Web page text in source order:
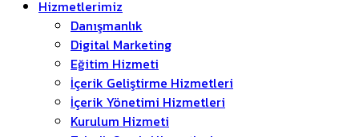
Hizmetlerimiz
Danışmanlık
Digital Marketing
Eğitim Hizmeti
İçerik Geliştirme Hizmetleri
İçerik Yönetimi Hizmetleri
Kurulum Hizmeti